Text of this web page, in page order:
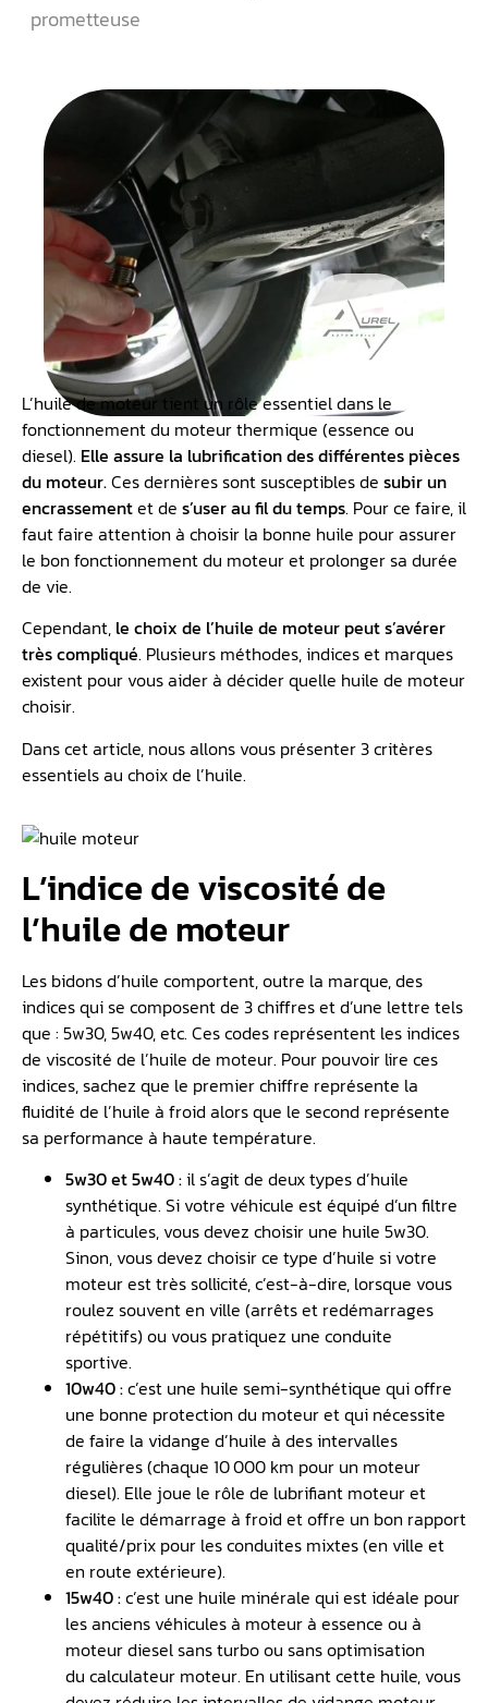
prometteuse
L’huile de moteur tient un rôle essentiel dans le
fonctionnement du moteur thermique (essence ou
diesel). Elle assure la lubrification des différentes pièces
du moteur.Ces dernières sont susceptibles de subir un
encrassementet de s’user au fil du temps. Pour ce faire, il
faut faire attention à choisir la bonne huile pour assurer
le bon fonctionnement du moteur et prolonger sa durée
de vie.
Cependant, le choix de l’huile de moteur peut s’avérer
très compliqué. Plusieurs méthodes, indices et marques
existent pour vous aider à décider quelle huile de moteur
choisir.
Dans cet article, nous allons vous présenter 3 critères
essentiels au choix de l’huile.
L’indice de viscosité de
l’huile de moteur
Les bidons d’huile comportent, outre la marque, des
indices qui se composent de 3 chiffres et d’une lettre tels
que : 5w30, 5w40, etc. Ces codes représentent les indices
de viscosité de l’huile de moteur. Pour pouvoir lire ces
indices, sachez que le premier chiffre représente la
fluidité de l’huile à froid alors que le second représente
sa performance à haute température.
5w30 et 5w40 :il s’agit de deux types d’huile
synthétique. Si votre véhicule est équipé d’un filtre
à particules, vous devez choisir une huile 5w30.
Sinon, vous devez choisir ce type d’huile si votre
moteur est très sollicité, c’est-à-dire, lorsque vous
roulez souvent en ville (arrêts et redémarrages
répétitifs) ou vous pratiquez une conduite
sportive.
10w40 :c’est une huile semi-synthétique qui offre
une bonne protection du moteur et qui nécessite
de faire la vidange d’huile à des intervalles
régulières (chaque 10 000 km pour un moteur
diesel). Elle joue le rôle de lubrifiant moteur et
facilite le démarrage à froid et offre un bon rapport
qualité/prix pour les conduites mixtes (en ville et
en route extérieure).
15w40 :c’est une huile minérale qui est idéale pour
les anciens véhicules à moteur à essence ou à
moteur diesel sans turbo ou sans optimisation
du calculateur moteur. En utilisant cette huile, vous